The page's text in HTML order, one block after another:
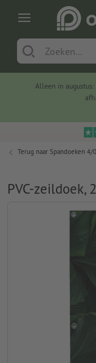
Alleen in augustus:
Terug naar Spandoeken 4/
PVC-zeildoek,